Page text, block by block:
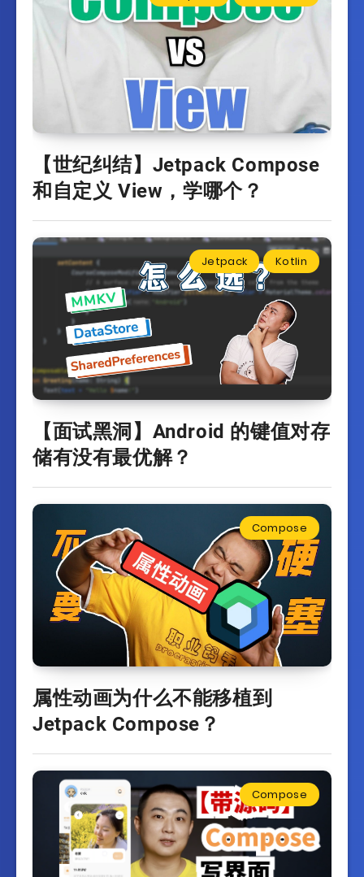
【世纪纠结】Jetpack Compose
和自定义 View，学哪个？
Jetpack Kotlin
【面试黑洞】Android 的键值对存
储有没有最优解？
Compose
属性动画为什么不能移植到
Jetpack Compose？
Compose